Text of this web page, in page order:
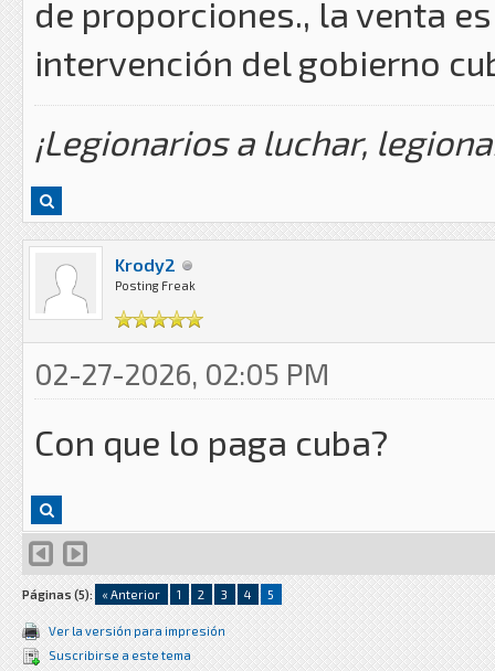
de proporciones., la venta
intervención del gobierno
¡Legionarios a luchar,
Krody2
Posting Freak
02-27-2026, 02:05 PM
Con que lo paga cuba?
Páginas (5): « Anterior 1 2 3 4 5
Ver la versión para impresión
Suscribirse a este tema